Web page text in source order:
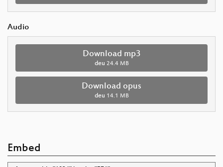
Audio
Download mp3
deu 24.4 MB
Download opus
deu 14.1 MB
Embed